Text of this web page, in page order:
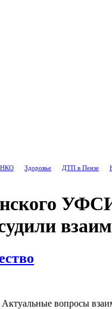
НКО Здоровье ДТП в Пензе
Актуальные вопросы